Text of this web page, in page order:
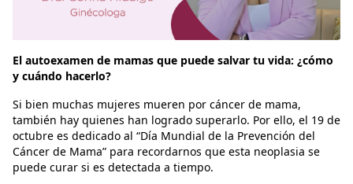
El autoexamen de mamas que puede salvar tu vida: ¿cómo
y cuándo hacerlo?
Si bien muchas mujeres mueren por cáncer de mama,
también hay quienes han logrado superarlo. Por ello, el 19 de
octubre es dedicado al “Día Mundial de la Prevención del
Cáncer de Mama” para recordarnos que esta neoplasia se
puede curar si es detectada a tiempo.